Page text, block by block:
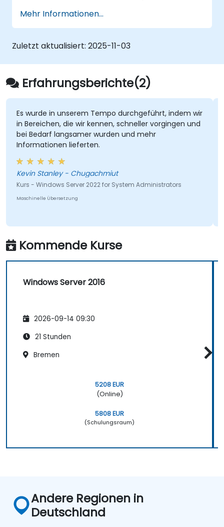
Mehr Informationen...
Zuletzt aktualisiert: 2025-11-03
Erfahrungsberichte(2)
Es wurde in unserem Tempo durchgeführt, indem wir
in Bereichen, die wir kennen, schneller vorgingen und
bei Bedarf langsamer wurden und mehr
Informationen lieferten.
Kevin Stanley - Chugachmiut
Kurs - Windows Server 2022 for System Administrators
Maschinelle Übersetzung
Kommende Kurse
Windows Server 2016
2026-09-14 09:30
21 Stunden
Bremen
5208 EUR
(Online)
5808 EUR
(Schulungsraum)
Andere Regionen in
Deutschland